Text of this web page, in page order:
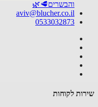
והבשרים🥩🌿
aviv@blucher.co.il
0533032873
לקוחות